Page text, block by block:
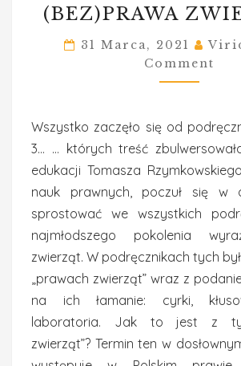
(BEZ)PRAWA
31 Marca, 2021
Comment
Wszystko zaczęło się od
3… … których treść
edukacji Tomasza
nauk prawnych, poczuł się w
sprostować we wszystkich
najmłodszego pokolenia
zwierząt. W podręcznikach tych
„prawach zwierząt” wraz z
na ich łamanie: cyrki,
laboratoria. Jak to jest z
zwierząt”? Termin ten w